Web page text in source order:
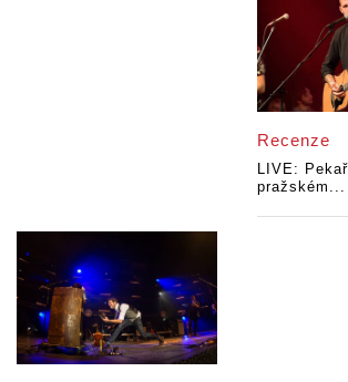
Recenze
LIVE:
pražském...